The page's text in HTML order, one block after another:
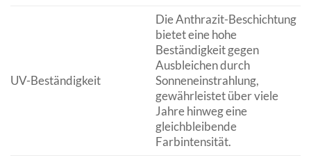
UV-Beständigkeit
Die Anthrazit-Beschichtung
bietet eine hohe
Beständigkeit gegen
Ausbleichen durch
Sonneneinstrahlung,
gewährleistet über viele
Jahre hinweg eine
gleichbleibende
Farbintensität.